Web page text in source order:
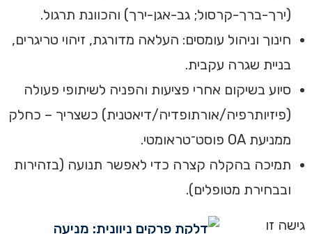
(ירך-ברך-קרסול; גב-אגן-ירך) והכוונת תרגול.
חינוך וניהול עומסים: העלאה מדורגת, זיהוי טריגרים,
בניית שגרה עקבית.
סיוע בשיקום אחרי פציעות והפניה לשיתופי פעולה
(פיזיותרפיה/אורתופדיה/דיאטנית) כשצריך – כחלק
ממניעת OA פוסט־טראומטי.
תמיכה בהקלה קצרה כדי לאפשר תנועה (בזהירות
ובבחירת מטופלים).
גישה זו